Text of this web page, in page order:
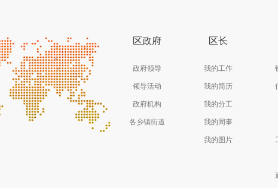
区政府
政府领导
领导活动
政府机构
各乡镇街道
区长
我的工作
我的简历
我的分工
我的同事
我的图片